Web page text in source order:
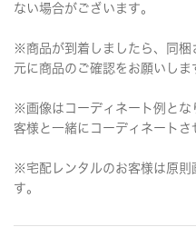
ない場合がございます。
※商品が到着しましたら、同梱
元に商品のご確認をお願いしま
※画像はコーディネート例とな
客様と一緒にコーディネートさ
※宅配レンタルのお客様は原則
す。